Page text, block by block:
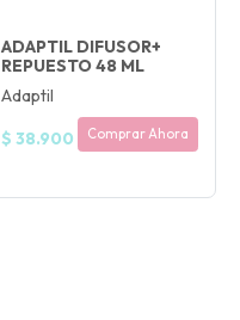
ADAPTIL DIFUSOR+
REPUESTO 48 ML
Adaptil
$ 38.900
Comprar Ahora